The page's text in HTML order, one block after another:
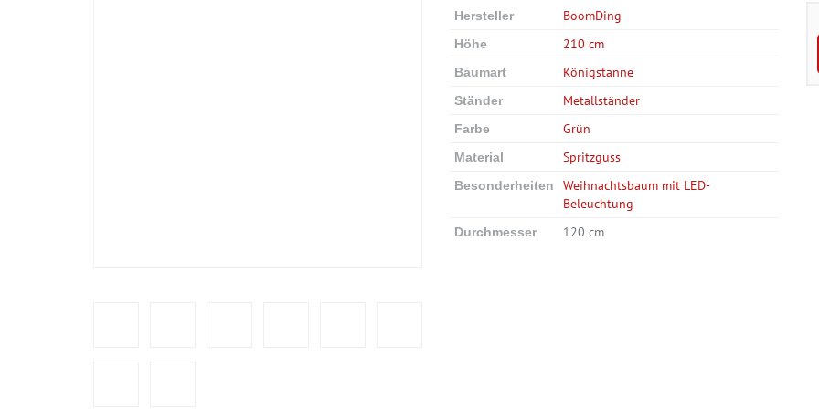
Hersteller BoomDing
Höhe 210 cm
Baumart Königstanne
Ständer Metallständer
Farbe Grün
Material Spritzguss
Besonderheiten
Weihnachtsbaum mit LED-
Beleuchtung
Durchmesser 120 cm